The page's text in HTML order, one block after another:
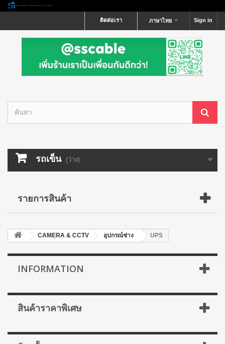
Sign in
ภาษาไทย
ติดต่อเรา
รถเข็น (ว่าง)
รายการสินค้า
CAMERA & CCTV อุปกรณ์ช่าง UPS
INFORMATION
สินค้าราคาพิเศษ